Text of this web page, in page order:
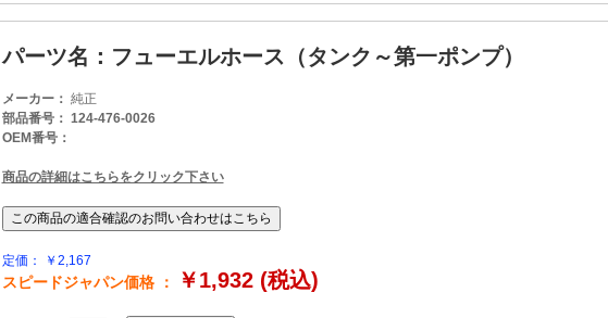
パーツ名：フューエルホース（タンク～第一ポンプ）
メーカー： 純正
部品番号： 124-476-0026
OEM番号：
商品の詳細はこちらをクリック下さい
定価： ￥2,167
スピードジャパン価格 ： ￥1,932 (税込)